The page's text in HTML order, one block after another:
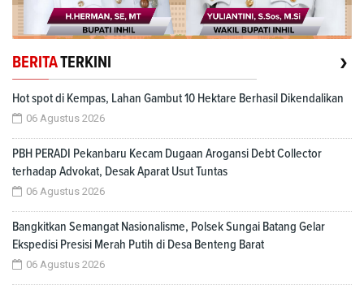
BERITATERKINI ›
Hot spot di Kempas, Lahan Gambut 10 Hektare Berhasil Dikendalikan
06 Agustus 2026
PBH PERADI Pekanbaru Kecam Dugaan Arogansi Debt Collector
terhadap Advokat, Desak Aparat Usut Tuntas
06 Agustus 2026
Bangkitkan Semangat Nasionalisme, Polsek Sungai Batang Gelar
Ekspedisi Presisi Merah Putih di Desa Benteng Barat
06 Agustus 2026